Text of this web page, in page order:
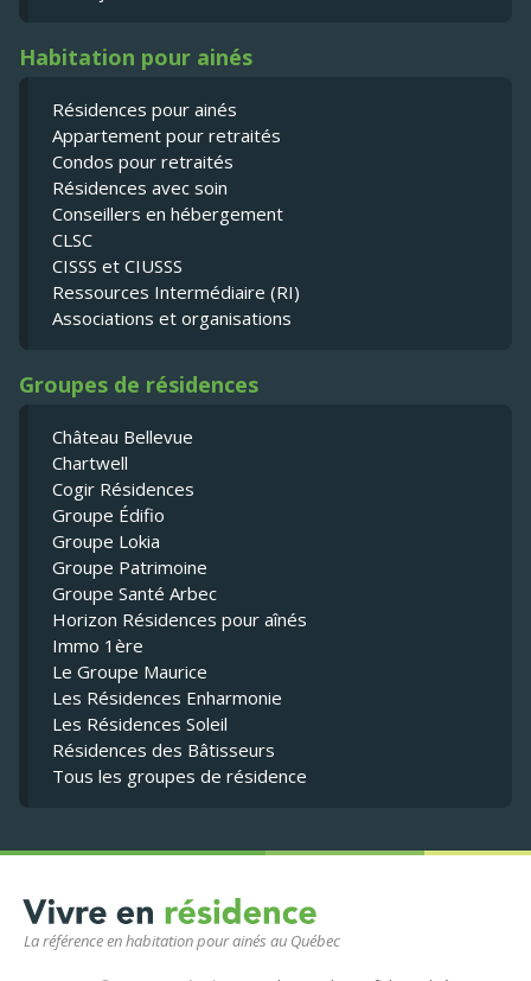
La référence en habitation pour ainés au Québec
Habitation pour ainés
Résidences pour ainés
Appartement pour retraités
Condos pour retraités
Résidences avec soin
Conseillers en hébergement
CLSC
CISSS et CIUSSS
Ressources Intermédiaire (RI)
Associations et organisations
Groupes de résidences
Château Bellevue
Chartwell
Cogir Résidences
Groupe Édifio
Groupe Lokia
Groupe Patrimoine
Groupe Santé Arbec
Horizon Résidences pour aînés
Immo 1ère
Le Groupe Maurice
Les Résidences Enharmonie
Les Résidences Soleil
Résidences des Bâtisseurs
Tous les groupes de résidence